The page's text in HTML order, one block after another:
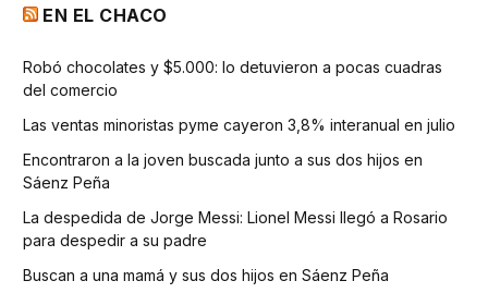
EN EL CHACO
Robó chocolates y $5.000: lo detuvieron a pocas cuadras
del comercio
Las ventas minoristas pyme cayeron 3,8% interanual en julio
Encontraron a la joven buscada junto a sus dos hijos en
Sáenz Peña
La despedida de Jorge Messi: Lionel Messi llegó a Rosario
para despedir a su padre
Buscan a una mamá y sus dos hijos en Sáenz Peña